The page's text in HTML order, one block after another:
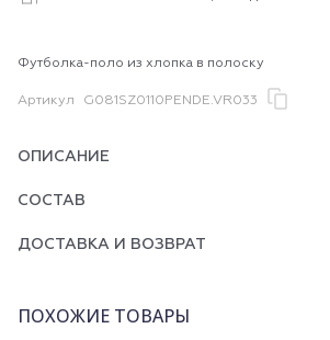
Футболка-поло из хлопка в полоску
Артикул G081SZ0110PENDE.VR033
ОПИСАНИЕ
СОСТАВ
ДОСТАВКА И ВОЗВРАТ
ПОХОЖИЕ ТОВАРЫ